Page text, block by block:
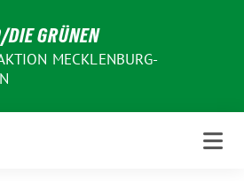
GRÜNEN
MECKLENBURG-